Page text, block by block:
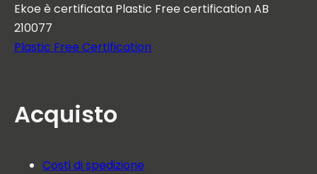
Ekoe è certificata Plastic Free certification AB
210077
Plastic Free Certification
Acquisto
Costi di spedizione